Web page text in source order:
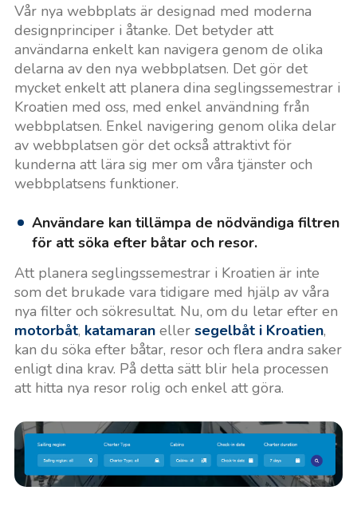
Vår nya webbplats är designad med moderna
designprinciper i åtanke. Det betyder att
användarna enkelt kan navigera genom de olika
delarna av den nya webbplatsen. Det gör det
mycket enkelt att planera dina seglingssemestrar i
Kroatien med oss, med enkel användning från
webbplatsen. Enkel navigering genom olika delar
av webbplatsen gör det också attraktivt för
kunderna att lära sig mer om våra tjänster och
webbplatsens funktioner.
Användare kan tillämpa de nödvändiga filtren
för att söka efter båtar och resor.
Att planera seglingssemestrar i Kroatien är inte
som det brukade vara tidigare med hjälp av våra
nya filter och sökresultat. Nu, om du letar efter en
motorbåt, katamaran eller segelbåt i Kroatien,
kan du söka efter båtar, resor och flera andra saker
enligt dina krav. På detta sätt blir hela processen
att hitta nya resor rolig och enkel att göra.